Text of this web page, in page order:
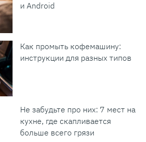
и Android
Как промыть кофемашину:
инструкции для разных типов
Не забудьте про них: 7 мест на
кухне, где скапливается
больше всего грязи